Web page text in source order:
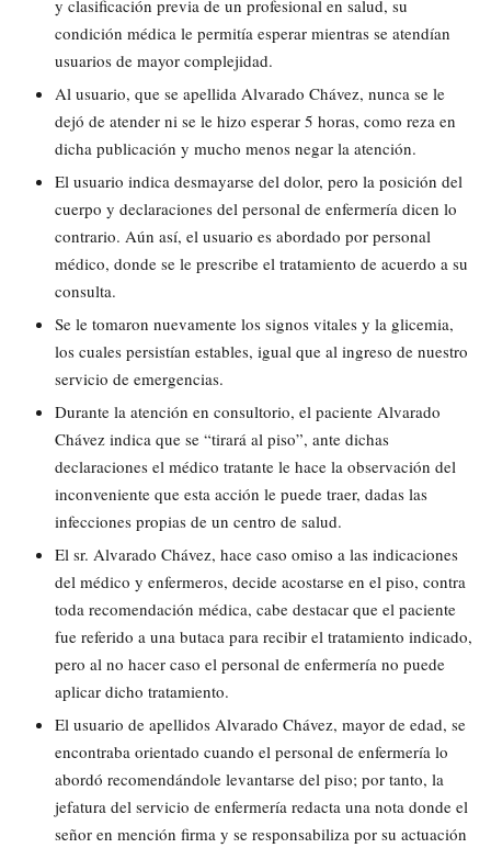
y clasificación previa de un profesional en salud, su
condición médica le permitía esperar mientras se atendían
usuarios de mayor complejidad.
Al usuario, que se apellida Alvarado Chávez, nunca se le
dejó de atender ni se le hizo esperar 5 horas, como reza en
dicha publicación y mucho menos negar la atención.
El usuario indica desmayarse del dolor, pero la posición del
cuerpo y declaraciones del personal de enfermería dicen lo
contrario. Aún así, el usuario es abordado por personal
médico, donde se le prescribe el tratamiento de acuerdo a su
consulta.
Se le tomaron nuevamente los signos vitales y la glicemia,
los cuales persistían estables, igual que al ingreso de nuestro
servicio de emergencias.
Durante la atención en consultorio, el paciente Alvarado
Chávez indica que se “tirará al piso”, ante dichas
declaraciones el médico tratante le hace la observación del
inconveniente que esta acción le puede traer, dadas las
infecciones propias de un centro de salud.
El sr. Alvarado Chávez, hace caso omiso a las indicaciones
del médico y enfermeros, decide acostarse en el piso, contra
toda recomendación médica, cabe destacar que el paciente
fue referido a una butaca para recibir el tratamiento indicado,
pero al no hacer caso el personal de enfermería no puede
aplicar dicho tratamiento.
El usuario de apellidos Alvarado Chávez, mayor de edad, se
encontraba orientado cuando el personal de enfermería lo
abordó recomendándole levantarse del piso; por tanto, la
jefatura del servicio de enfermería redacta una nota donde el
señor en mención firma y se responsabiliza por su actuación